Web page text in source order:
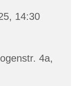
14:30
4a,